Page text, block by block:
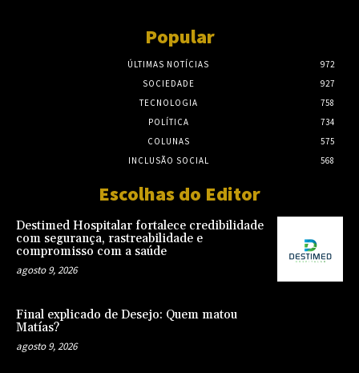
Popular
ÚLTIMAS NOTÍCIAS
972
SOCIEDADE
927
TECNOLOGIA
758
POLÍTICA
734
COLUNAS
575
INCLUSÃO SOCIAL
568
Escolhas do Editor
Destimed Hospitalar fortalece credibilidade
com segurança, rastreabilidade e
compromisso com a saúde
agosto 9, 2026
Final explicado de Desejo: Quem matou
Matías?
agosto 9, 2026